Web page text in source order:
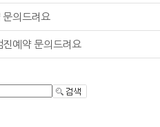
문의드려요
진예약 문의드려요